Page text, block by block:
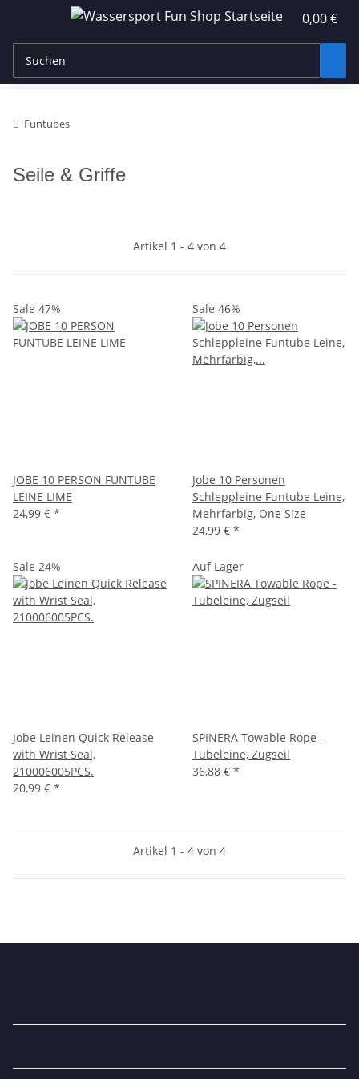
0,00 €
Funtubes
Seile & Griffe
Artikel 1 - 4 von 4
Sale 47%
JOBE 10 PERSON FUNTUBE
LEINE LIME
24,99 € *
Sale 46%
Jobe 10 Personen
Schleppleine Funtube Leine,
Mehrfarbig, One Size
24,99 € *
Sale 24%
Jobe Leinen Quick Release
with Wrist Seal,
210006005PCS.
20,99 € *
Auf Lager
SPINERA Towable Rope -
Tubeleine, Zugseil
36,88 € *
Artikel 1 - 4 von 4